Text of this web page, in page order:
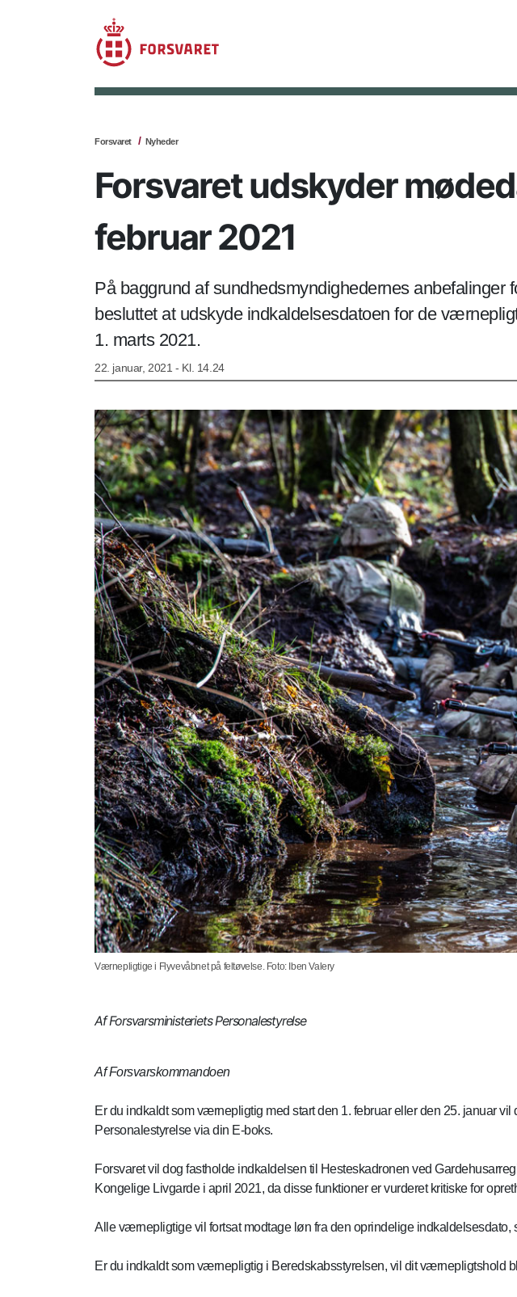
Forsvaret Nyheder
Forsvaret udskyder
februar 2021
På baggrund af sundhedsmyndighedernes
besluttet at udskyde indkaldelsesdatoen for de
1. marts 2021.
22. januar, 2021 - Kl. 14.24
Værnepligtige i Flyvevåbnet på feltøvelse. Foto: Iben Valery
Af Forsvarsministeriets Personalestyrelse
Af Forsvarskommandoen
Er du indkaldt som værnepligtig med start den 1. februar eller den 25. januar
Personalestyrelse via din E-boks.
Forsvaret vil dog fastholde indkaldelsen til Hesteskadronen ved
Kongelige Livgarde i april 2021, da disse funktioner er vurderet kritiske for
Alle værnepligtige vil fortsat modtage løn fra den oprindelige
Er du indkaldt som værnepligtig i Beredskabsstyrelsen, vil dit værnepligtshold